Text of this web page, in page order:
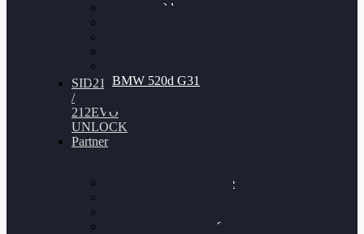
BMW 120d
BMW 520d G31
SID212
/
212EVO
UNLOCK
Partner
Bilgenroth Performance
Chiptuning Schüttorf